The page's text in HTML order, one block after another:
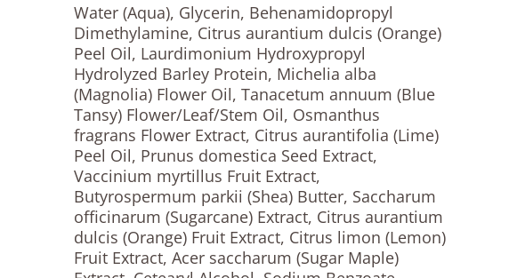
Water (Aqua), Glycerin, Behenamidopropyl
Dimethylamine, Citrus aurantium dulcis (Orange)
Peel Oil, Laurdimonium Hydroxypropyl
Hydrolyzed Barley Protein, Michelia alba
(Magnolia) Flower Oil, Tanacetum annuum (Blue
Tansy) Flower/Leaf/Stem Oil, Osmanthus
fragrans Flower Extract, Citrus aurantifolia (Lime)
Peel Oil, Prunus domestica Seed Extract,
Vaccinium myrtillus Fruit Extract,
Butyrospermum parkii (Shea) Butter, Saccharum
officinarum (Sugarcane) Extract, Citrus aurantium
dulcis (Orange) Fruit Extract, Citrus limon (Lemon)
Fruit Extract, Acer saccharum (Sugar Maple)